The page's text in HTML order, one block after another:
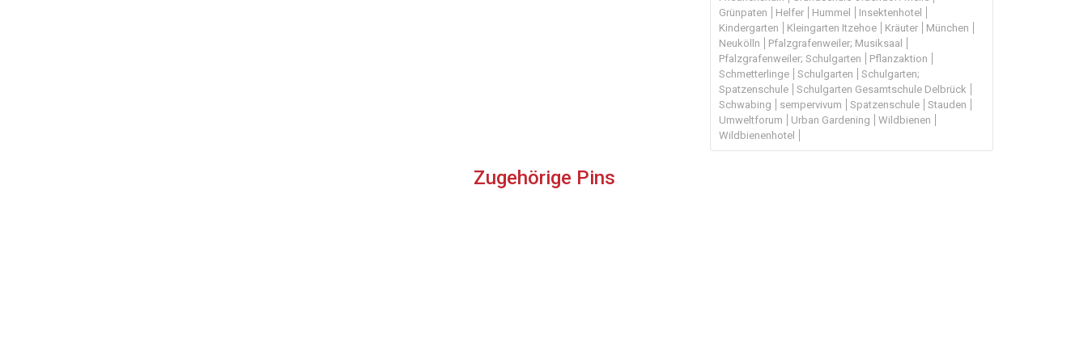
Grünpaten
Helfer Hummel
Insektenhotel
Kindergarten
Kleingarten Itzehoe Kräuter
München
Neukölln
Pfalzgrafenweiler; Musiksaal
Pfalzgrafenweiler; Schulgarten
Pflanzaktion
Schmetterlinge
Schulgarten
Schulgarten;
Spatzenschule
Schulgarten Gesamtschule Delbrück
Schwabing
sempervivum Spatzenschule
Stauden
Umweltforum
Urban Gardening
Wildbienen
Wildbienenhotel
Zugehörige Pins